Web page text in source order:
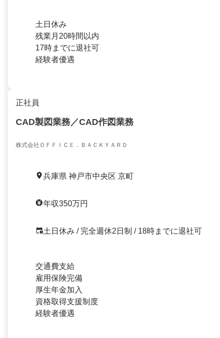
土日休み
残業月20時間以内
17時までに退社可
経験者優遇
正社員
CAD製図業務／CAD作図業務
株式会社ＯＦＦＩＣＥ．ＢＡＣＫＹＡＲＤ
兵庫県 神戸市中央区 京町
年収350万円
土日休み / 完全週休2日制 / 18時までに退社可
交通費支給
雇用保険完備
厚生年金加入
資格取得支援制度
経験者優遇